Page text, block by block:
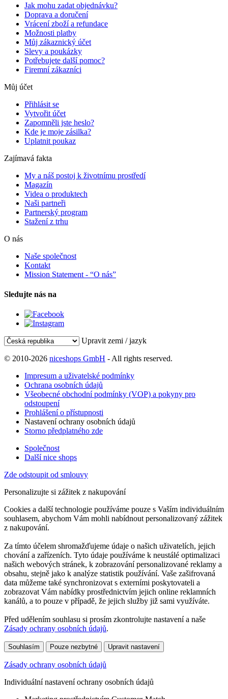
Jak mohu zadat objednávku?
Doprava a doručení
Vrácení zboží a refundace
Možnosti platby
Můj zákaznický účet
Slevy a poukázky
Potřebujete další pomoc?
Firemní zákazníci
Můj účet
Přihlásit se
Vytvořit účet
Zapomněli jste heslo?
Kde je moje zásilka?
Uplatnit poukaz
Zajímavá fakta
My a náš postoj k životnímu prostředí
Magazín
Videa o produktech
Naši partneři
Partnerský program
Stažení z trhu
O nás
Naše společnost
Kontakt
Mission Statement - “O nás”
Sledujte nás na
Upravit zemi / jazyk
© 2010-2026 niceshops GmbH - All rights reserved.
Impresum a uživatelské podmínky
Ochrana osobních údajů
Všeobecné obchodní podmínky (VOP) a pokyny pro
odstoupení
Prohlášení o přístupnosti
Nastavení ochrany osobních údajů
Storno předplatného zde
Společnost
Další nice shops
Zde odstoupit od smlouvy
Personalizujte si zážitek z nakupování
Cookies a další technologie používáme pouze s Vaším individuálním
souhlasem, abychom Vám mohli nabídnout personalizovaný zážitek
z nakupování.
Za tímto účelem shromažďujeme údaje o našich uživatelích, jejich
chování a zařízeních. Tyto údaje používáme k neustálé optimalizaci
našich webových stránek, k zobrazování personalizované reklamy a
obsahu, stejně jako k analýze statistik používání. Vaše zašifrovaná
data můžeme také synchronizovat s externími poskytovateli a
zobrazovat Vám nabídky prostřednictvím jejich online reklamních
kanálů, a to pouze v případě, že jejich služby již sami využíváte.
Před udělením souhlasu si prosím zkontrolujte nastavení a naše
Zásady ochrany osobních údajů.
Souhlasím Pouze nezbytné Upravit nastavení
Zásady ochrany osobních údajů
Individuální nastavení ochrany osobních údajů